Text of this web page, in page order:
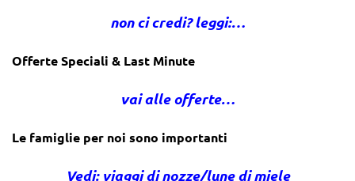
non ci credi? leggi:…
Offerte Speciali & Last Minute
vai alle offerte…
Le famiglie per noi sono importanti
Vedi: viaggi di nozze/lune di miele